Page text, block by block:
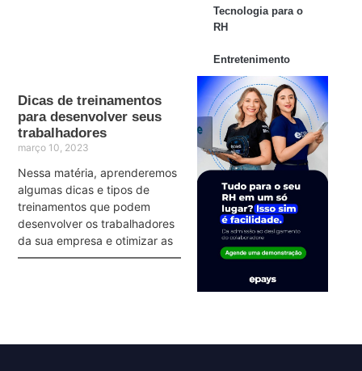
Dicas de treinamentos
para desenvolver seus
trabalhadores
março 10, 2023
Nessa matéria, aprenderemos
algumas dicas e tipos de
treinamentos que podem
desenvolver os trabalhadores
da sua empresa e otimizar as
Tecnologia para o
RH
Entretenimento